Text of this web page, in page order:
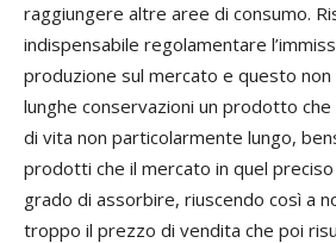
raggiungere altre aree di consumo.
indispensabile regolamentare
produzione sul mercato e questo
lunghe conservazioni un prodotto che
di vita non particolarmente lungo,
prodotti che il mercato in quel
grado di assorbire, riuscendo così a
troppo il prezzo di vendita che poi